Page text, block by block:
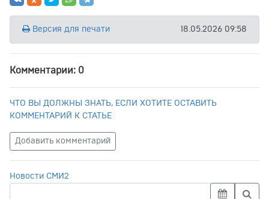
Версия для печати 18.05.2026 09:58
Комментарии: 0
ЧТО ВЫ ДОЛЖНЫ ЗНАТЬ, ЕСЛИ ХОТИТЕ ОСТАВИТЬ
КОММЕНТАРИЙ К СТАТЬЕ
Добавить комментарий
Новости СМИ2